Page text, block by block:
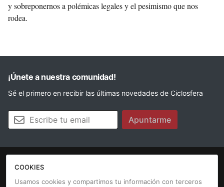
y sobreponernos a polémicas legales y el pesimismo que nos
rodea.
¡Únete a nuestra comunidad!
Sé el primero en recibir las últimas novedades de Ciclosfera
Tu email Apuntarme
La revista
COOKIES
Usamos cookies y compartimos tu información con terceros